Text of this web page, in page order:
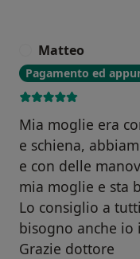
Matteo
Pagamento ed
Mia moglie era
e schiena,
e con delle
mia moglie e sta
Lo consiglio a
bisogno anche io
Grazie dottore